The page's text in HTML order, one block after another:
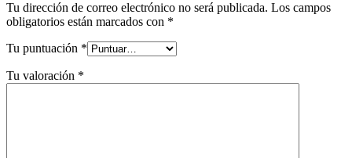
Tu dirección de correo electrónico no será publicada. Los campos
obligatorios están marcados con *
Tu puntuación *
Tu valoración *